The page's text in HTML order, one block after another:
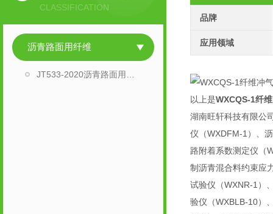
CLASSIFICATION
沥青路面用纤维
品牌
应用领域
以上是WXCQS-1纤
湖南旺轩科技有限公
仪（WXDFM-1）、
路附着系数测定仪（
制沥青混合料约束应
试验仪（WXNR-1）
验仪（WXBLB-10）